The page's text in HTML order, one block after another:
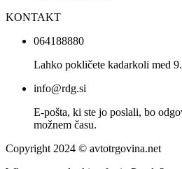
KONTAKT
064188880
Lahko pokličete kadarkoli med
info@rdg.si
E-pošta, ki ste jo poslali, bo
možnem času.
Copyright 2024 © avtotrgovina.net